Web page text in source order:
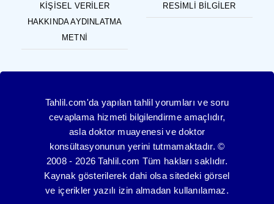
KIŞISEL VERILER
HAKKINDA AYDINLATMA
METNI
RESIMLI BILGILER
Tahlil.com'da yapılan tahlil yorumları ve soru
cevaplama hizmeti bilgilendirme amaçlıdır,
asla doktor muayenesi ve doktor
konsültasyonunun yerini tutmamaktadır. ©
2008 - 2026 Tahlil.com Tüm hakları saklıdır.
Kaynak gösterilerek dahi olsa sitedeki görsel
ve içerikler yazılı izin almadan kullanılamaz.